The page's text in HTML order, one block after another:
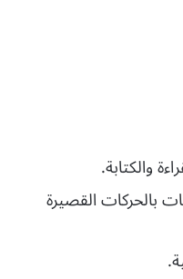
والكتابة.
بالحركات القصيرة